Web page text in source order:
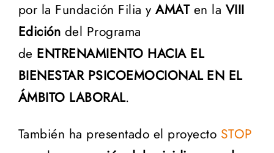
por la Fundación Filia yAMAT en la VIII
Edición del Programa
de ENTRENAMIENTO HACIA EL
BIENESTAR PSICOEMOCIONAL EN EL
ÁMBITO LABORAL.
También ha presentado el proyecto STOP